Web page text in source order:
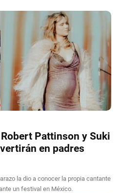
Pattinson y Suki
en padres
la dio a conocer la propia cantante
un festival en México.